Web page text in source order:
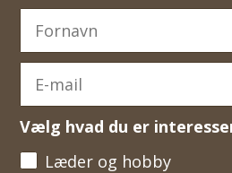
Vælg hvad du er
Læder og hobby